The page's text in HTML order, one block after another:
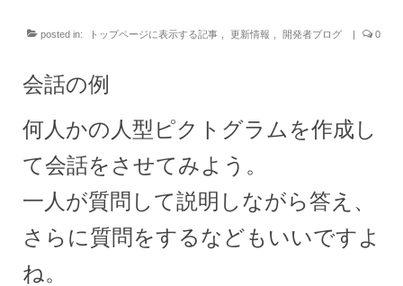
posted in: トップページに表示する記事 更新情報 開発者ブログ | 0
会話の例
何人かの人型ピクトグラムを作成し
て会話をさせてみよう。
一人が質問して説明しながら答え、
さらに質問をするなどもいいですよ
ね。